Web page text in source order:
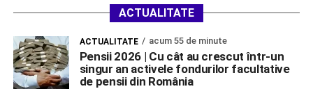
ACTUALITATE
ACTUALITATE acum 55 de minute
Pensii 2026 | Cu cât au crescut într-un
singur an activele fondurilor facultative
de pensii din România